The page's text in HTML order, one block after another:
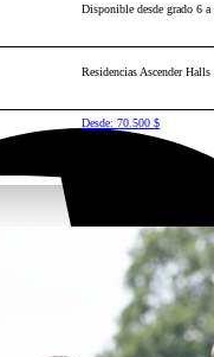
Disponible desde grado 6
Residencias Ascender
Desde:70.500$